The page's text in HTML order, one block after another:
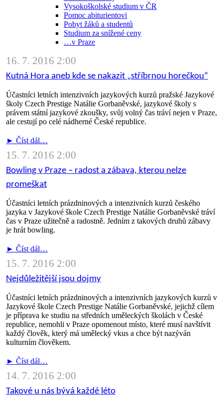
Vysokoškolské studium v ČR
Pomoc abiturientovi
Pobyt žáků a studentů
Studium za snížené ceny
…v Praze
16. 7. 2016 2:00
Kutná Hora aneb kde se nakazit „stříbrnou horečkou“
Účastníci letních intenzivních jazykových kurzů pražské Jazykové
školy Czech Prestige Natálie Gorbaněvské, jazykové školy s
právem státní jazykové zkoušky, svůj volný čas tráví nejen v Praze,
ale cestují po celé nádherné České republice.
► Číst dál…
15. 7. 2016 2:00
Bowling v Praze – radost a zábava, kterou nelze
promeškat
Účastníci letních prázdninových a intenzivních kurzů českého
jazyka v Jazykové škole Czech Prestige Natálie Gorbaněvské tráví
čas v Praze užitečně a radostně. Jedním z takových druhů zábavy
je hrát bowling.
► Číst dál…
15. 7. 2016 2:00
Nejdůležitější jsou dojmy
Účastníci letních prázdninových a intenzivních jazykových kurzů v
Jazykové škole Czech Prestige Natálie Gorbaněvské, jejichž cílem
je příprava ke studiu na středních uměleckých školách v České
republice, nemohli v Praze opomenout místo, které musí navštívit
každý člověk, který má umělecký vkus a chce být nazýván
kulturním člověkem.
► Číst dál…
14. 7. 2016 2:00
Takové u nás bývá každé léto